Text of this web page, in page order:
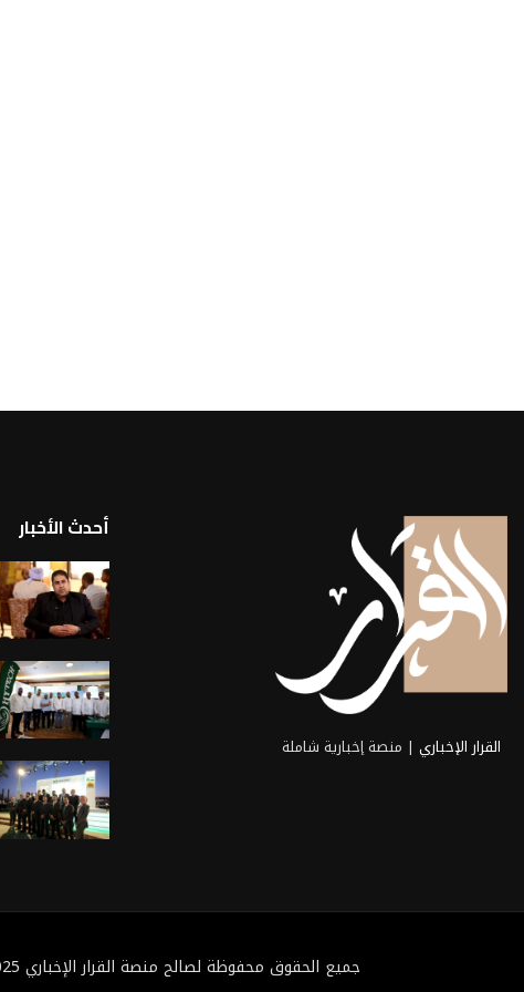
القرار الإخباري | منصة إخبارية شاملة
أحدث الأخبار
جميع الحقوق محفوظة لصالح منصة القرار الإخباري 2025@ تطوير